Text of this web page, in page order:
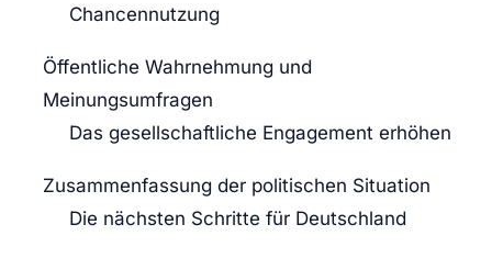
Chancennutzung
Öffentliche Wahrnehmung und
Meinungsumfragen
Das gesellschaftliche Engagement erhöhen
Zusammenfassung der politischen Situation
Die nächsten Schritte für Deutschland